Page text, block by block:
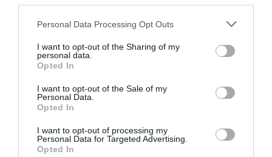
Personal Data Processing Opt Outs
I want to opt-out of the Sharing of my
personal data.
Opted In
I want to opt-out of the Sale of my
Personal Data.
Opted In
I want to opt-out of processing my
Personal Data for Targeted Advertising.
Opted In
greitai pasirodys prekyboje
Pentagonas pristatė ateities
lėktuvo koncepciją
data nustatyta neteisingai?
Kinų erdvėlaivis sėkmingai
Šiandien vakare šalia žemės vėl
praskries asteroidas